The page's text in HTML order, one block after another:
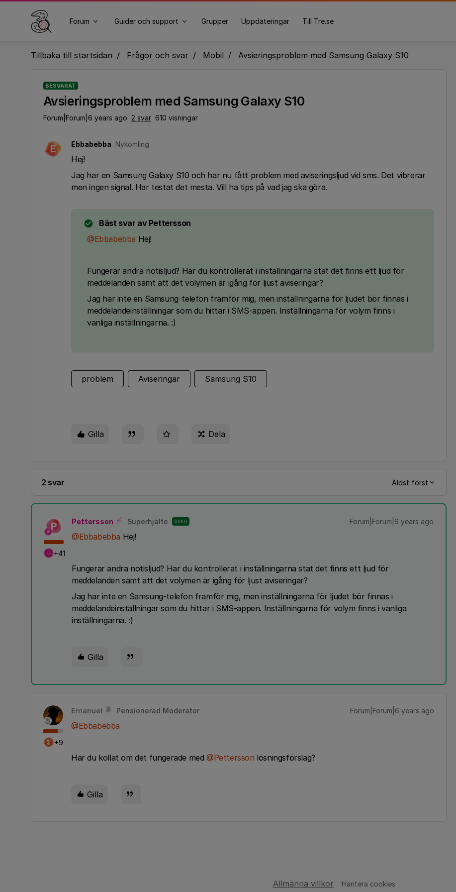
Forum Guider och support Grupper Uppdateringar Till Tre.se
Tillbaka till startsidan Frågor och svar Mobil Avsieringsproblem med Samsung Galaxy S10
BESVARAT
Avsieringsproblem med Samsung Galaxy S10
Forum|Forum|6 years ago 2 svar 610 visningar
E Ebbabebba Nykomling
Hej!
Jag har en Samsung Galaxy S10 och har nu fått problem med aviseringsljud vid sms. Det vibrerar
men ingen signal. Har testat det mesta. Vill ha tips på vad jag ska göra.
Bäst svar av Pettersson
@Ebbabebba Hej!
Fungerar andra notisljud? Har du kontrollerat i inställningarna stat det finns ett ljud för
meddelanden samt att det volymen är igång för ljust aviseringar?
Jag har inte en Samsung-telefon framför mig, men inställningarna för ljudet bör finnas i
meddelandeinställningar som du hittar i SMS-appen. Inställningarna för volym finns i
vanliga inställningarna. :)
problem Aviseringar Samsung S10
Gilla Dela
2 svar Äldst först
P
+41
Pettersson Superhjälte SVAR Forum|Forum|6 years ago
@Ebbabebba Hej!
Fungerar andra notisljud? Har du kontrollerat i inställningarna stat det finns ett ljud för
meddelanden samt att det volymen är igång för ljust aviseringar?
Jag har inte en Samsung-telefon framför mig, men inställningarna för ljudet bör finnas i
meddelandeinställningar som du hittar i SMS-appen. Inställningarna för volym finns i vanliga
inställningarna. :)
Gilla
+9
Emanuel Pensionerad Moderator Forum|Forum|6 years ago
@Ebbabebba
Har du kollat om det fungerade med@Pettersson lösningsförslag?
Gilla
Allmänna villkor Hantera cookies